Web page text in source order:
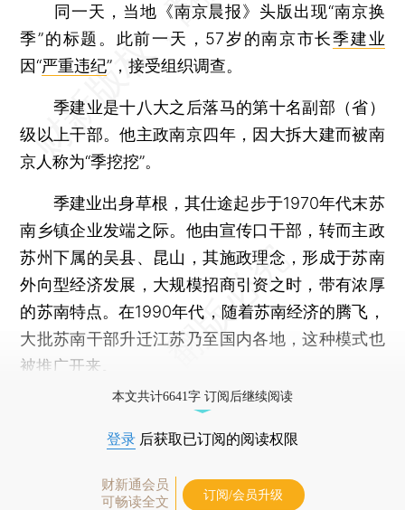
同一天，当地《南京晨报》头版出现“南京换
季”的标题。此前一天，57岁的南京市长季建业
因“严重违纪”，接受组织调查。
季建业是十八大之后落马的第十名副部（省）
级以上干部。他主政南京四年，因大拆大建而被南
京人称为“季挖挖”。
季建业出身草根，其仕途起步于1970年代末苏
南乡镇企业发端之际。他由宣传口干部，转而主政
苏州下属的吴县、昆山，其施政理念，形成于苏南
外向型经济发展，大规模招商引资之时，带有浓厚
的苏南特点。在1990年代，随着苏南经济的腾飞，
大批苏南干部升迁江苏乃至国内各地，这种模式也
被推广开来。
本文共计6641字 订阅后继续阅读
登录 后获取已订阅的阅读权限
财新通会员
可畅读全文
订阅/会员升级